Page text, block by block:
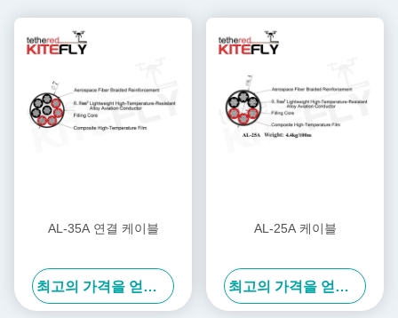
AL-35A 연결 케이블
최고의 가격을 얻으십시오
AL-25A 케이블
최고의 가격을 얻으십시오